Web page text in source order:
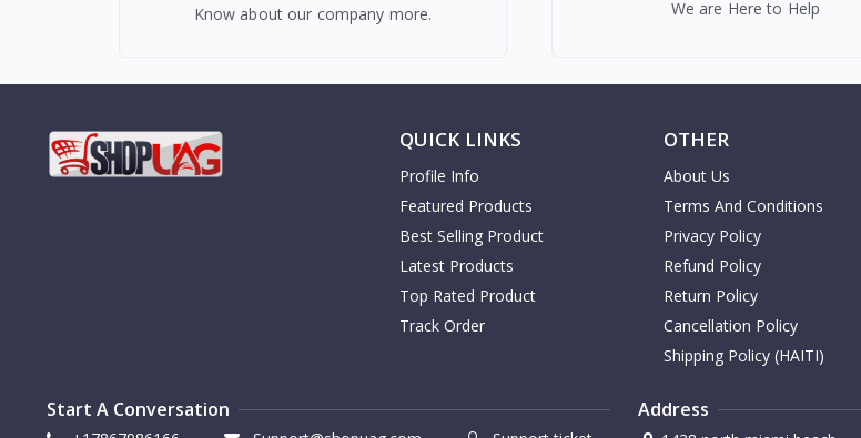
Know about our company more. We are Here to Help
QUICK LINKS
Profile Info
Featured Products
Best Selling Product
Latest Products
Top Rated Product
Track Order
OTHER
About Us
Terms And Conditions
Privacy Policy
Refund Policy
Return Policy
Cancellation Policy
Shipping Policy (HAITI)
Start A Conversation Address